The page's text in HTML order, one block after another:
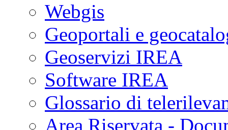
Webgis
Geoportali e
Geoservizi IREA
Software IREA
Glossario di
Area Riservata -